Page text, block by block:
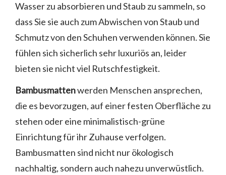
Wasser zu absorbieren und Staub zu sammeln, so
dass Sie sie auch zum Abwischen von Staub und
Schmutz von den Schuhen verwenden können. Sie
fühlen sich sicherlich sehr luxuriös an, leider
bieten sie nicht viel Rutschfestigkeit.
Bambusmattenwerden Menschen ansprechen,
die es bevorzugen, auf einer festen Oberfläche zu
stehen oder eine minimalistisch-grüne
Einrichtung für ihr Zuhause verfolgen.
Bambusmatten sind nicht nur ökologisch
nachhaltig, sondern auch nahezu unverwüstlich.